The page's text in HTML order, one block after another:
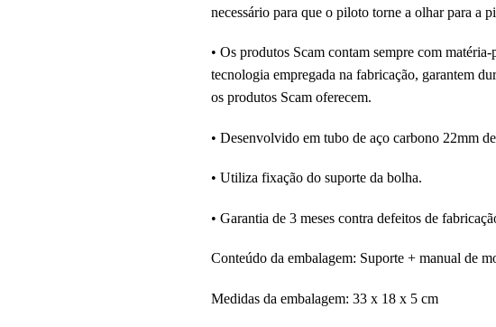
necessário para que o piloto torne a olhar para a
• Os produtos Scam contam sempre com
tecnologia empregada na fabricação, garantem
os produtos Scam oferecem.
• Desenvolvido em tubo de aço carbono 22mm
• Utiliza fixação do suporte da bolha.
• Garantia de 3 meses contra defeitos de
Conteúdo da embalagem: Suporte + manual de
Medidas da embalagem: 33 x 18 x 5 cm